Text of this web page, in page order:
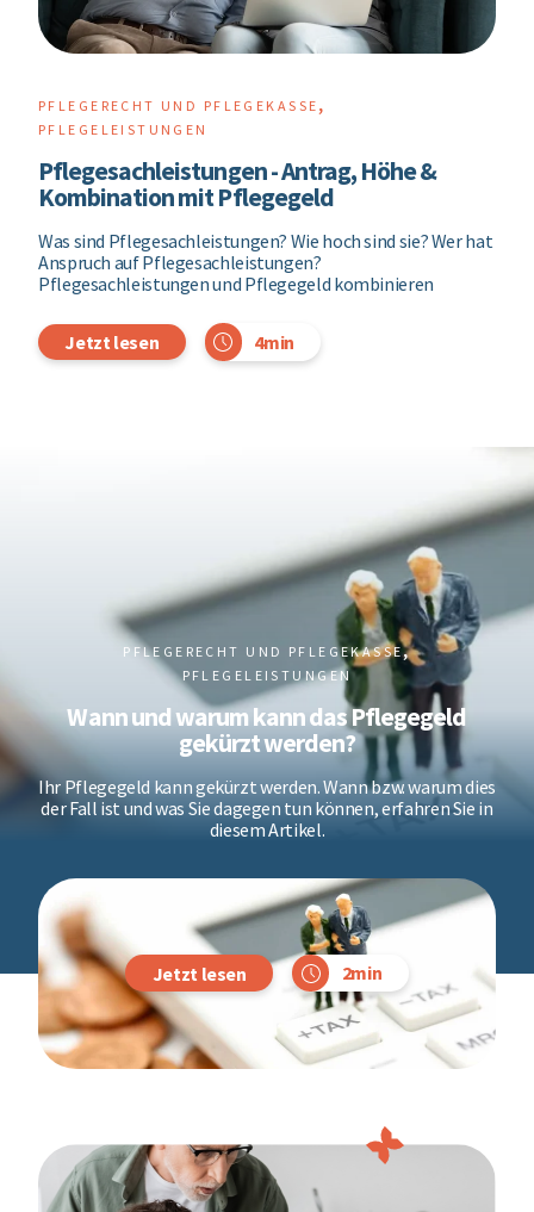
PFLEGERECHT UND PFLEGEKASSE ,
PFLEGELEISTUNGEN
Pflegesachleistungen - Antrag, Höhe &
Kombination mit Pflegegeld
Was sind Pflegesachleistungen? Wie hoch sind sie? Wer hat
Anspruch auf Pflegesachleistungen?
Pflegesachleistungen und Pflegegeld kombinieren
Jetzt lesen 4min
PFLEGERECHT UND PFLEGEKASSE,
PFLEGELEISTUNGEN
Wann und warum kann das Pflegegeld
gekürzt werden?
Ihr Pflegegeld kann gekürzt werden. Wann bzw. warum dies
der Fall ist und was Sie dagegen tun können, erfahren Sie in
diesem Artikel.
Jetzt lesen 2min